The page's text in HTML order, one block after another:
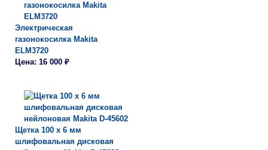
Электрическая
газонокосилка Makita
ELM3720
Цена: 16 000 ₽
Щетка 100 х 6 мм
шлифовальная дисковая